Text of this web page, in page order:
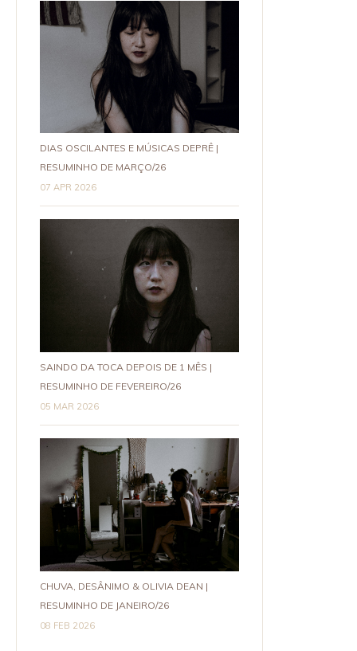
DIAS OSCILANTES E MÚSICAS DEPRÊ |
RESUMINHO DE MARÇO/26
07 APR 2026
SAINDO DA TOCA DEPOIS DE 1 MÊS |
RESUMINHO DE FEVEREIRO/26
05 MAR 2026
CHUVA, DESÂNIMO & OLIVIA DEAN |
RESUMINHO DE JANEIRO/26
08 FEB 2026